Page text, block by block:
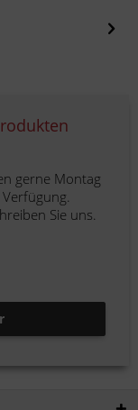
gerne Montag
Sie uns.